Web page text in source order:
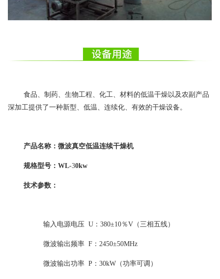
食品、制药、生物工程、化工、材料的低温干燥以及农副产品
深加工提供了一种新型、低温、连续化、有效的干燥设备。
产品名称：微波真空低温连续干燥机
规格型号：WL-30kw
技术参数：
输入电源电压 U ： 380±10％V （三相五线）
微波输出频率 F ： 2450±50MHz
微波输出功率 P ： 30kW （功率可调）